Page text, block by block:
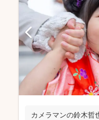
カメラマンの鈴木哲